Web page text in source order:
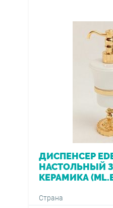
ДИСПЕНСЕР
НАСТОЛЬНЫЙ
КЕРАМИКА
Страна